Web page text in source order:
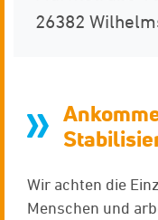
26382
Wir achten die
Menschen und